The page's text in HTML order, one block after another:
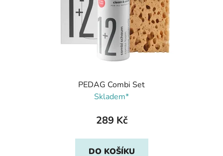
PEDAG Combi Set
Skladem*
289 Kč
DO KOŠÍKU